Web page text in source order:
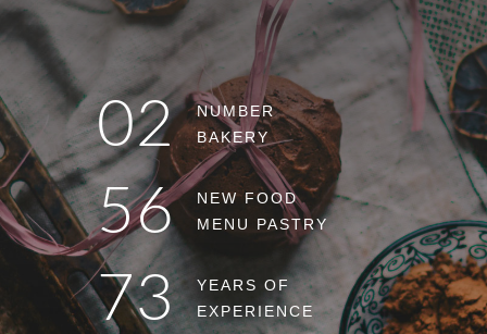
02
NUMBER
BAKERY
56
NEW FOOD
MENU PASTRY
73
YEARS OF
EXPERIENCE